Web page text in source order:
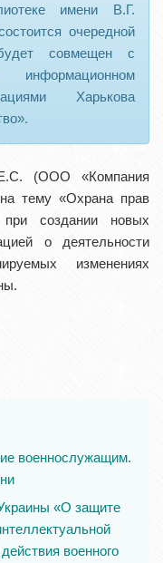
имени В.Г.
очередной
совмещен с
Харькова
Е.С. (ООО «Компания
тему «Охрана прав
при создании новых
о деятельности
изменениях
военнослужащим.
«О защите
военного